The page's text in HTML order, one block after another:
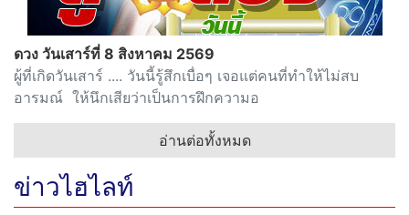
ดวง วันเสาร์ที่ 8 สิงหาคม 2569
ผู้ที่เกิดวันเสาร์ .... วันนี้รู้สึกเบื่อๆ เจอแต่คนที่ทำให้ไม่สบ
อารมณ์ ให้นึกเสียว่าเป็นการฝึกความอ
อ่านต่อทั้งหมด
ข่าวไฮไลท์